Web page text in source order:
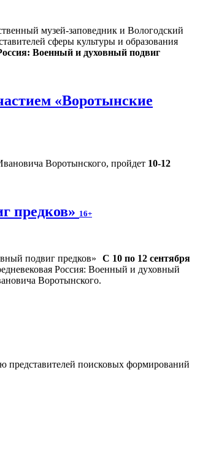
музей-заповедник и Вологодский
сферы культуры и образования
Военный и духовный подвиг
«Воротынские
Воротынского, пройдет 10-12
предков» 16+
С 10 по 12 сентября
Россия: Военный и духовный
Воротынского.
представителей поисковых формирований